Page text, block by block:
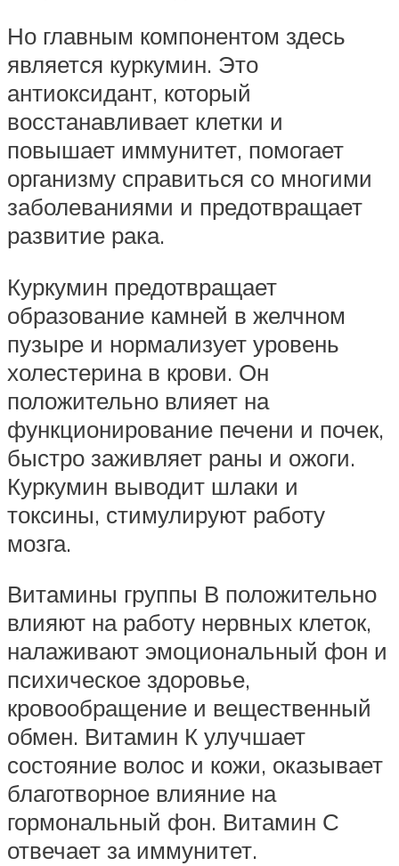
Но главным компонентом здесь
является куркумин. Это
антиоксидант, который
восстанавливает клетки и
повышает иммунитет, помогает
организму справиться со многими
заболеваниями и предотвращает
развитие рака.
Куркумин предотвращает
образование камней в желчном
пузыре и нормализует уровень
холестерина в крови. Он
положительно влияет на
функционирование печени и почек,
быстро заживляет раны и ожоги.
Куркумин выводит шлаки и
токсины, стимулируют работу
мозга.
Витамины группы В положительно
влияют на работу нервных клеток,
налаживают эмоциональный фон и
психическое здоровье,
кровообращение и вещественный
обмен. Витамин К улучшает
состояние волос и кожи, оказывает
благотворное влияние на
гормональный фон. Витамин С
отвечает за иммунитет.